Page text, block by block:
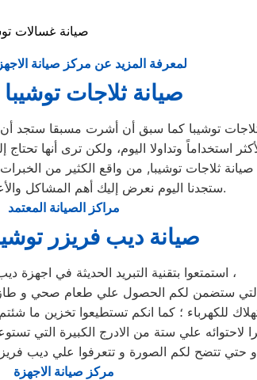
صيانة غسالات
لمعرفة المزيد عن مركز صيانة
صيانة ثلاجات
توشيبا كما سبق أن أشرت مسبقا ستجد أن
استخداماً وتداولا اليوم، ولكن ترى أنها
ثلاجات توشيبا, من واقع الكثير من
ستجدنا اليوم نعرض إليك أهم المشاكل والأعطال التي تلحق بها.
مراكز الصيانة المعتمد
صيانة ديب فريزر
استمتعوا بتقنية التبريد الحديثة في اجهزة ديب فريزر توشيبا 6 درج ،
لاحتوائه علي ستة من الادرج الكبيرة التي
مركز صيانة الاجهزة